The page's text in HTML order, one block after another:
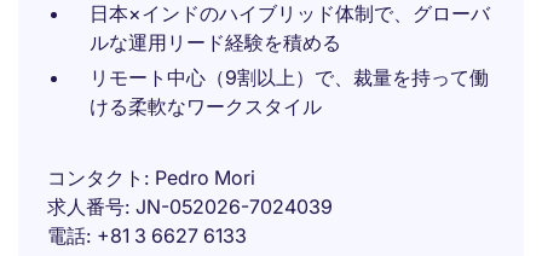
日本×インドのハイブリッド体制で、グローバ
ルな運用リード経験を積める
リモート中心（9割以上）で、裁量を持って働
ける柔軟なワークスタイル
コンタクト
Pedro Mori
求人番号 JN-052026-7024039
電話 +81 3 6627 6133